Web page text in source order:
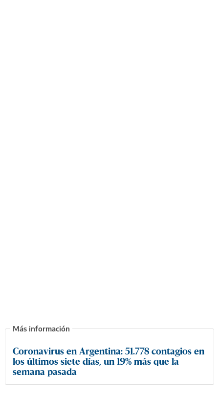
Coronavirus en Argentina: 51.778 contagios en
los últimos siete días, un 19% más que la
semana pasada